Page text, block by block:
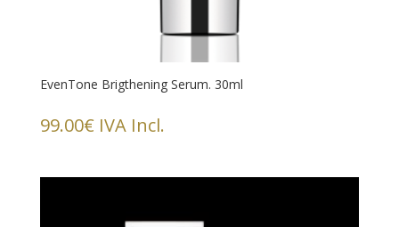
EvenTone Brigthening Serum. 30ml
99.00€ IVA Incl.